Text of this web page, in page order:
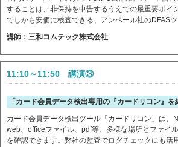
することは、非保持を申告するうえでの最重要ポイ
でしかも安価に検査できる、アンペール社のDFASツ
講師：三和コムテック株式会社
11:10～11:50 講演③
「カード会員データ検出専用の『カードリコン』を
カード会員データ検出ツール「カードリコン」は、
web、officeファイル、pdf等、多様な場所とファイ
を確認できます。弊社の監査でログチェックにも活